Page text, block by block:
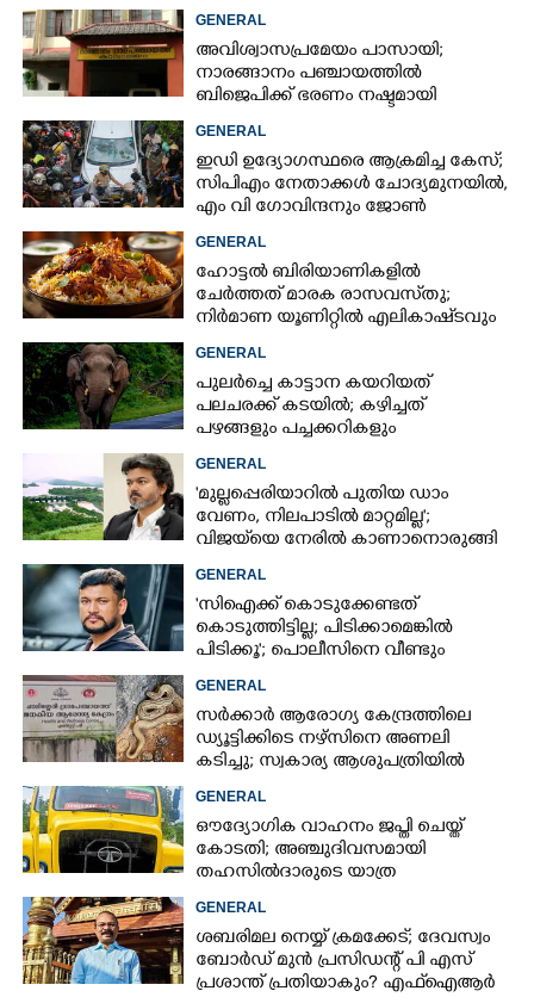
GENERAL
അവിശ്വാസപ്രമേയം പാസായി;
നാരങ്ങാനം പഞ്ചായത്തിൽ
ബിജെപിക്ക് ഭരണം നഷ്ടമായി
GENERAL
ഇഡി ഉദ്യോഗസ്ഥരെ ആക്രമിച്ച കേസ്;
സിപിഎം നേതാക്കൾ ചോദ്യമുനയിൽ,
എം വി ഗോവിന്ദനും ജോൺ
GENERAL
ഹോട്ടൽ ബിരിയാണികളിൽ
ചേർത്തത് മാരക രാസവസ്‌തു;
നിർമാണ യൂണിറ്റിൽ എലികാഷ്‌ടവും
GENERAL
പുലർച്ചെ കാട്ടാന കയറിയത്
പലചരക്ക് കടയിൽ; കഴിച്ചത്
പഴങ്ങളും പച്ചക്കറികളും
GENERAL
'മുല്ലപ്പെരിയാറിൽ പുതിയ ഡാം
വേണം, നിലപാടിൽ മാറ്റമില്ല';
വിജയ്‌യെ നേരിൽ കാണാനൊരുങ്ങി
GENERAL
'സിഐക്ക് കൊടുക്കേണ്ടത്
കൊടുത്തിട്ടില്ല; പിടിക്കാമെങ്കിൽ
പിടിക്കൂ'; പൊലീസിനെ വീണ്ടും
GENERAL
സർക്കാർ ആരോഗ്യ കേന്ദ്രത്തിലെ
ഡ്യൂട്ടിക്കിടെ നഴ്സിനെ അണലി
കടിച്ചു; സ്വകാര്യ ആശുപത്രിയിൽ
GENERAL
ഔദ്യോഗിക വാഹനം ജപ്തി ചെയ്ത്
കോടതി; അഞ്ചുദിവസമായി
തഹസിൽദാരുടെ യാത്ര
GENERAL
ശബരിമല നെയ്യ് ക്രമക്കേട്; ദേവസ്വം
ബോർഡ് മുൻ പ്രസിഡന്റ് പി എസ്
പ്രശാന്ത് പ്രതിയാകും? എഫ്ഐആർ